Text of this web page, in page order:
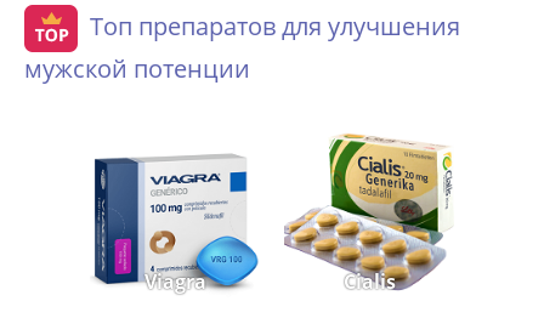
Топ препаратов для улучшения
мужской потенции
Viagra Cialis